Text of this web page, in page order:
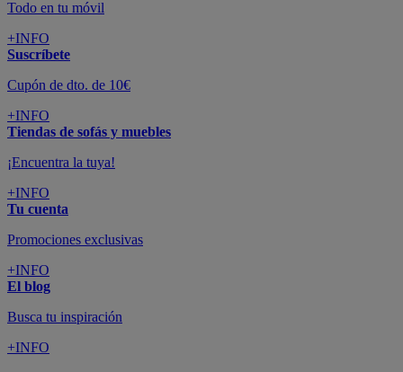
Todo en tu móvil
+INFO
Suscríbete
Cupón de dto. de 10€
+INFO
Tiendas de sofás y muebles
¡Encuentra la tuya!
+INFO
Tu cuenta
Promociones exclusivas
+INFO
El blog
Busca tu inspiración
+INFO